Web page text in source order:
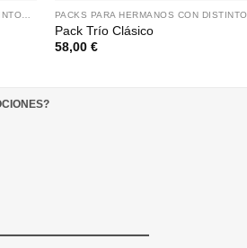
PACKS PARA HERMANOS CON DISTINTOS NOMBRES
Pack Trío Clásico
58,00 €
?